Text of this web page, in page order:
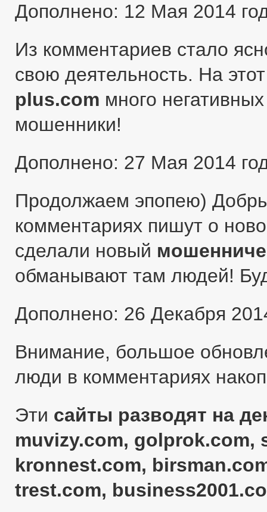
Дополнено: 12 Мая 2014
Из комментариев стало
свою деятельность. На
plus.com много
мошенники!
Дополнено: 27 Мая 2014
Продолжаем эпопею)
комментариях пишут о
сделали новый
обманывают там людей!
Дополнено: 26 Декабря
Внимание, большое
люди в комментариях
Эти сайты разводят на
muvizy.com, golprok.com,
kronnest.com,
trest.com,